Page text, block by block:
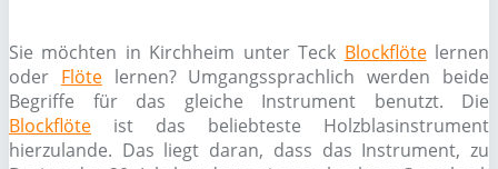
Sie möchten in Kirchheim unter Teck Blockflötelernen
oder Flötelernen? Umgangssprachlich werden beide
Begriffe für das gleiche Instrument benutzt. Die
Blockflöte ist das beliebteste Holzblasinstrument
hierzulande. Das liegt daran, dass das Instrument, zu